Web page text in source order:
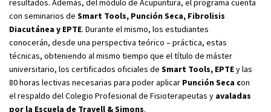
resultados. Además, del módulo de Acupuntura, el programa cuenta
con seminarios de Smart Tools, Punción Seca, Fibrolisis
Diacutánea y EPTE. Durante el mismo, los estudiantes
conocerán, desde una perspectiva teórico – práctica, estas
técnicas, obteniendo al mismo tiempo que el título de máster
universitario, los certificados oficiales de Smart Tools, EPTEy las
80 horas lectivas necesarias para poder aplicar Punción Seca con
el respaldo del Colegio Profesional de Fisioterapeutas y avaladas
por la Escuela de Travell & Simons.